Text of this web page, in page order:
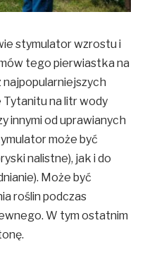
stymulator wzrostu i
tego pierwiastka na
najpopularniejszych
na litr wody
innymi od uprawianych
może być
nalistne), jak i do
Może być
roślin podczas
W tym ostatnim